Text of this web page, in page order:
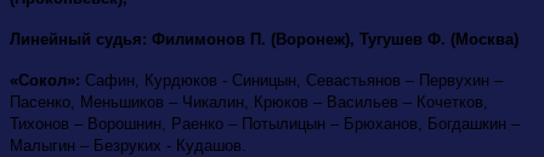
Линейный судья: Филимонов П. (Воронеж), Тугушев Ф. (Москва)
«Сокол»: Сафин, Курдюков - Синицын, Севастьянов – Первухин –
Пасенко, Меньшиков – Чикалин, Крюков – Васильев – Кочетков,
Тихонов – Ворошнин, Раенко – Потылицын – Брюханов, Богдашкин –
Малыгин – Безруких - Кудашов.